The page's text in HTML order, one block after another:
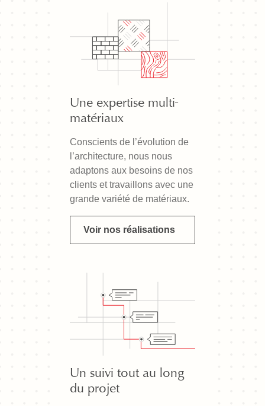
Une expertise multi-
matériaux
Conscients de l’évolution de
l’architecture, nous nous
adaptons aux besoins de nos
clients et travaillons avec une
grande variété de matériaux.
Voir nos réalisations
Un suivi tout au long
du projet